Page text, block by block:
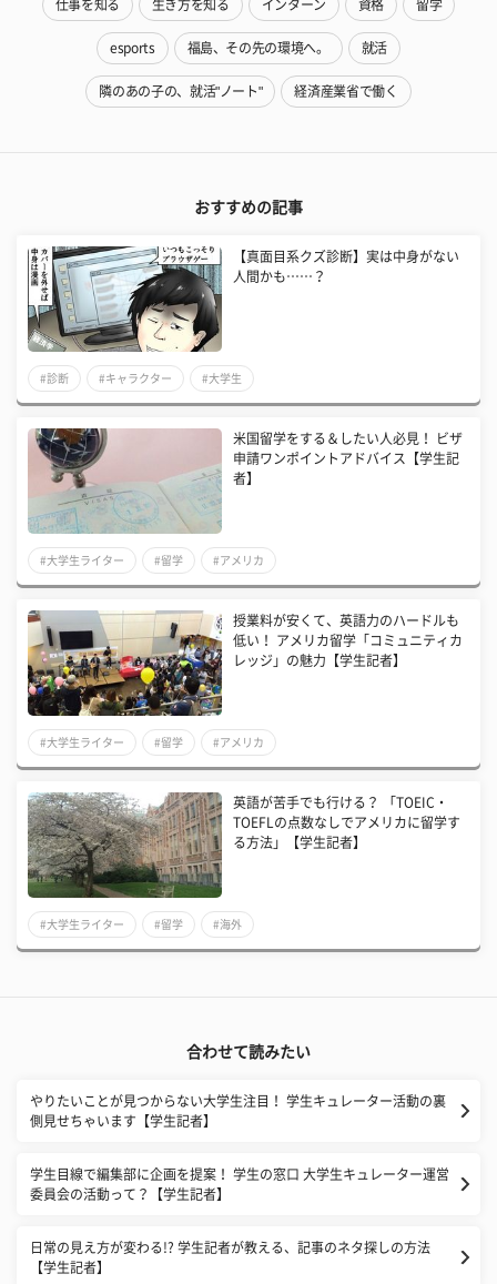
仕事を知る 生き方を知る インターン 資格 留学
esports 福島、その先の環境へ。 就活
隣のあの子の、就活"ノート" 経済産業省で働く
おすすめの記事
【真面目系クズ診断】実は中身がない
人間かも……？
#診断 #キャラクター #大学生
米国留学をする＆したい人必見！ ビザ
申請ワンポイントアドバイス【学生記
者】
#大学生ライター #留学 #アメリカ
授業料が安くて、英語力のハードルも
低い！ アメリカ留学「コミュニティカ
レッジ」の魅力【学生記者】
#大学生ライター #留学 #アメリカ
英語が苦手でも行ける？ 「TOEIC・
TOEFLの点数なしでアメリカに留学す
る方法」【学生記者】
#大学生ライター #留学 #海外
合わせて読みたい
やりたいことが見つからない大学生注目！ 学生キュレーター活動の裏
側見せちゃいます【学生記者】
学生目線で編集部に企画を提案！ 学生の窓口 大学生キュレーター運営
委員会の活動って？【学生記者】
日常の見え方が変わる!? 学生記者が教える、記事のネタ探しの方法
【学生記者】